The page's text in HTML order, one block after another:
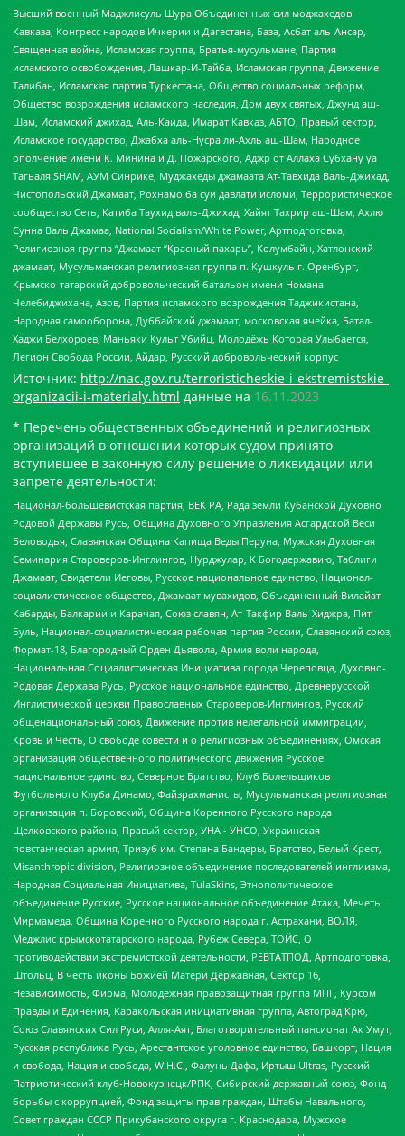
Высший военный Маджлисуль Шура Объединенных сил моджахедов
Кавказа, Конгресс народов Ичкерии и Дагестана, База, Асбат аль-Ансар,
Священная война, Исламская группа, Братья-мусульмане, Партия
исламского освобождения, Лашкар-И-Тайба, Исламская группа, Движение
Талибан, Исламская партия Туркестана, Общество социальных реформ,
Общество возрождения исламского наследия, Дом двух святых, Джунд аш-
Шам, Исламский джихад, Аль-Каида, Имарат Кавказ, АБТО, Правый сектор,
Исламское государство, Джабха аль-Нусра ли-Ахль аш-Шам, Народное
ополчение имени К. Минина и Д. Пожарского, Аджр от Аллаха Субхану уа
Тагьаля SHAM, АУМ Синрике, Муджахеды джамаата Ат-Тавхида Валь-Джихад,
Чистопольский Джамаат, Рохнамо ба суи давлати исломи, Террористическое
сообщество Сеть, Катиба Таухид валь-Джихад, Хайят Тахрир аш-Шам, Ахлю
Сунна Валь Джамаа, National Socialism/White Power, Артподготовка,
Религиозная группа “Джамаат “Красный пахарь”, Колумбайн, Хатлонский
джамаат, Мусульманская религиозная группа п. Кушкуль г. Оренбург,
Крымско-татарский добровольческий батальон имени Номана
Челебиджихана, Азов, Партия исламского возрождения Таджикистана,
Народная самооборона, Дуббайский джамаат, московская ячейка, Батал-
Хаджи Белхороев, Маньяки Культ Убийц, Молодёжь Которая Улыбается,
Легион Свобода России, Айдар, Русский добровольческий корпус
Источник: http://nac.gov.ru/terroristicheskie-i-ekstremistskie-
organizacii-i-materialy.html данные на 16.11.2023
* Перечень общественных объединений и религиозных
организаций в отношении которых судом принято
вступившее в законную силу решение о ликвидации или
запрете деятельности:
Национал-большевистская партия, ВЕК РА, Рада земли Кубанской Духовно
Родовой Державы Русь, Община Духовного Управления Асгардской Веси
Беловодья, Славянская Община Капища Веды Перуна, Мужская Духовная
Семинария Староверов-Инглингов, Нурджулар, К Богодержавию, Таблиги
Джамаат, Свидетели Иеговы, Русское национальное единство, Национал-
социалистическое общество, Джамаат мувахидов, Объединенный Вилайат
Кабарды, Балкарии и Карачая, Союз славян, Ат-Такфир Валь-Хиджра, Пит
Буль, Национал-социалистическая рабочая партия России, Славянский союз,
Формат-18, Благородный Орден Дьявола, Армия воли народа,
Национальная Социалистическая Инициатива города Череповца, Духовно-
Родовая Держава Русь, Русское национальное единство, Древнерусской
Инглистической церкви Православных Староверов-Инглингов, Русский
общенациональный союз, Движение против нелегальной иммиграции,
Кровь и Честь, О свободе совести и о религиозных объединениях, Омская
организация общественного политического движения Русское
национальное единство, Северное Братство, Клуб Болельщиков
Футбольного Клуба Динамо, Файзрахманисты, Мусульманская религиозная
организация п. Боровский, Община Коренного Русского народа
Щелковского района, Правый сектор, УНА - УНСО, Украинская
повстанческая армия, Тризуб им. Степана Бандеры, Братство, Белый Крест,
Misanthropic division, Религиозное объединение последователей инглиизма,
Народная Социальная Инициатива, TulaSkins, Этнополитическое
объединение Русские, Русское национальное объединение Атака, Мечеть
Мирмамеда, Община Коренного Русского народа г. Астрахани, ВОЛЯ,
Меджлис крымскотатарского народа, Рубеж Севера, ТОЙС, О
противодействии экстремистской деятельности, РЕВТАТПОД, Артподготовка,
Штольц, В честь иконы Божией Матери Державная, Сектор 16,
Независимость, Фирма, Молодежная правозащитная группа МПГ, Курсом
Правды и Единения, Каракольская инициативная группа, Автоград Крю,
Союз Славянских Сил Руси, Алля-Аят, Благотворительный пансионат Ак Умут,
Русская республика Русь, Арестантское уголовное единство, Башкорт, Нация
и свобода, Нация и свобода, W.H.С., Фалунь Дафа, Иртыш Ultras, Русский
Патриотический клуб-Новокузнецк/РПК, Сибирский державный союз, Фонд
борьбы с коррупцией, Фонд защиты прав граждан, Штабы Навального,
Совет граждан СССР Прикубанского округа г. Краснодара, Мужское